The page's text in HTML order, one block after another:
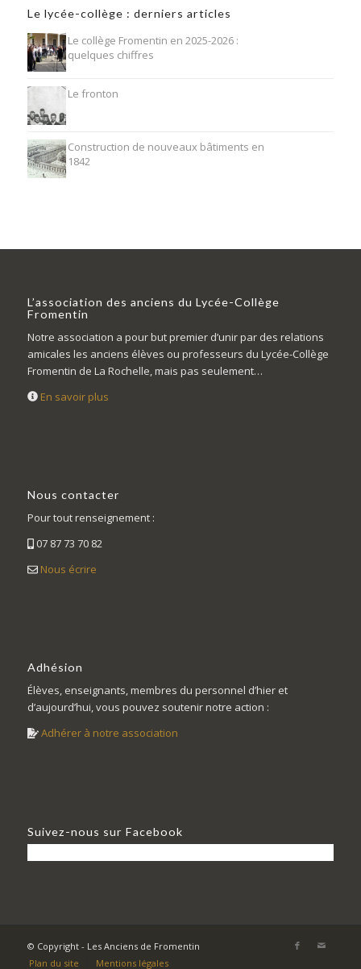
Le lycée-collège : derniers articles
Le collège Fromentin en 2025-2026 :
quelques chiffres
Le fronton
Construction de nouveaux bâtiments en
1842
L’association des anciens du Lycée-Collège
Fromentin
Notre association a pour but premier d’unir par des relations
amicales les anciens élèves ou professeurs du Lycée-Collège
Fromentin de La Rochelle, mais pas seulement…
En savoir plus
Nous contacter
Pour tout renseignement :
07 87 73 70 82
Nous écrire
Adhésion
Élèves, enseignants, membres du personnel d’hier et
d’aujourd’hui, vous pouvez soutenir notre action :
Adhérer à notre association
Suivez-nous sur Facebook
© Copyright - Les Anciens de Fromentin
Plan du site
Mentions légales